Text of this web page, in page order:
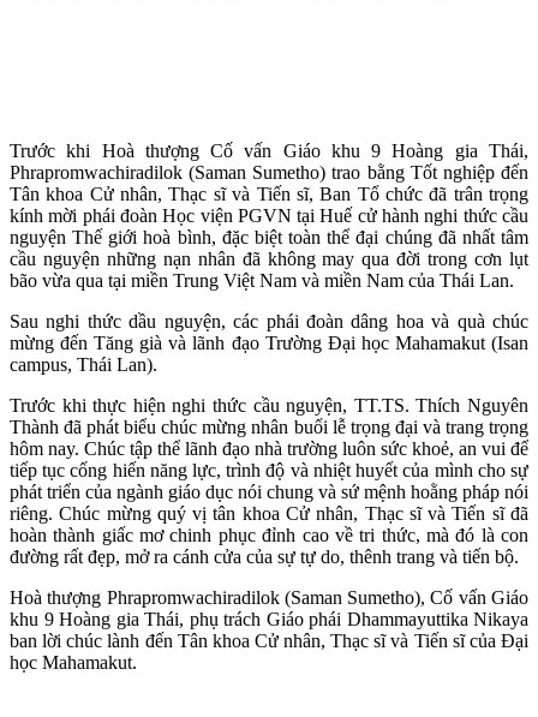
Trước khi Hoà thượng Cố vấn Giáo khu 9 Hoàng gia Thái,
Phrapromwachiradilok (Saman Sumetho) trao bằng Tốt nghiệp đến
Tân khoa Cử nhân, Thạc sĩ và Tiến sĩ, Ban Tổ chức đã trân trọng
kính mời phái đoàn Học viện PGVN tại Huế cử hành nghi thức cầu
nguyện Thế giới hoà bình, đặc biệt toàn thể đại chúng đã nhất tâm
cầu nguyện những nạn nhân đã không may qua đời trong cơn lụt
bão vừa qua tại miền Trung Việt Nam và miền Nam của Thái Lan.
Sau nghi thức dầu nguyện, các phái đoàn dâng hoa và quà chúc
mừng đến Tăng già và lãnh đạo Trường Đại học Mahamakut (Isan
campus, Thái Lan).
Trước khi thực hiện nghi thức cầu nguyện, TT.TS. Thích Nguyên
Thành đã phát biểu chúc mừng nhân buổi lễ trọng đại và trang trọng
hôm nay. Chúc tập thể lãnh đạo nhà trường luôn sức khoẻ, an vui để
tiếp tục cống hiến năng lực, trình độ và nhiệt huyết của mình cho sự
phát triển của ngành giáo dục nói chung và sứ mệnh hoằng pháp nói
riêng. Chúc mừng quý vị tân khoa Cử nhân, Thạc sĩ và Tiến sĩ đã
hoàn thành giấc mơ chinh phục đỉnh cao về tri thức, mà đó là con
đường rất đẹp, mở ra cánh cửa của sự tự do, thênh trang và tiến bộ.
Hoà thượng Phrapromwachiradilok (Saman Sumetho), Cố vấn Giáo
khu 9 Hoàng gia Thái, phụ trách Giáo phái Dhammayuttika Nikaya
ban lời chúc lành đến Tân khoa Cử nhân, Thạc sĩ và Tiến sĩ của Đại
học Mahamakut.